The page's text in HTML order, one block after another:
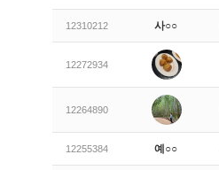
12310212 사○○
12272934
12264890
12255384 예○○